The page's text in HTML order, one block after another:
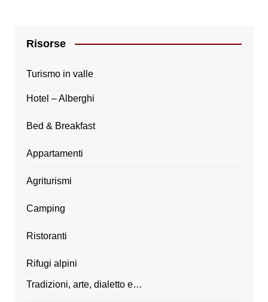
Risorse
Turismo in valle
Hotel – Alberghi
Bed & Breakfast
Appartamenti
Agriturismi
Camping
Ristoranti
Rifugi alpini
Tradizioni, arte, dialetto e…